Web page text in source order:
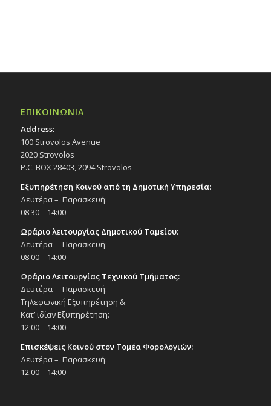
ΕΠΙΚΟΙΝΩΝΙΑ
Address:
100 Strovolos Avenue
2020 Strovolos
P.C. BOX 28403, 2094 Strovolos
Εξυπηρέτηση Κοινού από τη Δημοτική Υπηρεσία:
Δευτέρα – Παρασκευή:
08:30 – 14:00
Ωράριο λειτουργίας Δημοτικού Ταμείου:
Δευτέρα – Παρασκευή:
08:00 – 14:00
Ωράριο Λειτουργίας Τεχνικού Τμήματος:
Δευτέρα – Παρασκευή:
Τηλεφωνική Εξυπηρέτηση &
Κατ’ ιδίαν Εξυπηρέτηση:
12:00 – 14:00
Επισκέψεις Κοινού στον Τομέα Φορολογιών:
Δευτέρα – Παρασκευή:
12:00 – 14:00